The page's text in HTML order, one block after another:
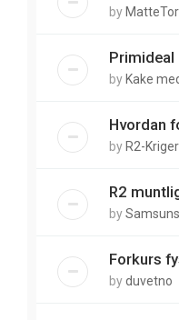
by MatteTor
Primideal
by Kake
Hvordan
by R2-Kriger
R2
by
Forkurs
byduvetno